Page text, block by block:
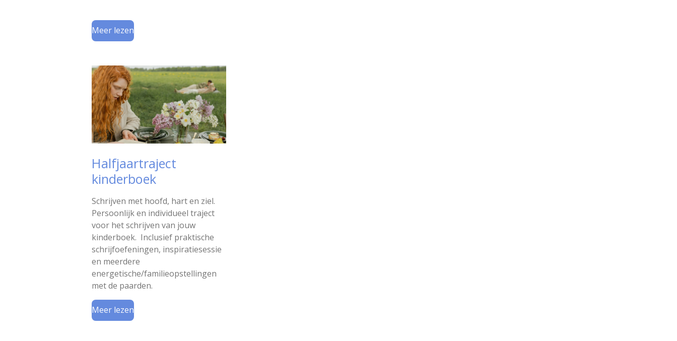
Meer lezen
Halfjaartraject
kinderboek
Schrijven met hoofd, hart en ziel.
Persoonlijk en individueel traject
voor het schrijven van jouw
kinderboek. Inclusief praktische
schrijfoefeningen, inspiratiesessie
en meerdere
energetische/familieopstellingen
met de paarden.
Meer lezen